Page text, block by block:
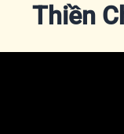
Thiền